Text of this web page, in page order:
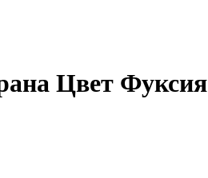
Цвет Фуксия